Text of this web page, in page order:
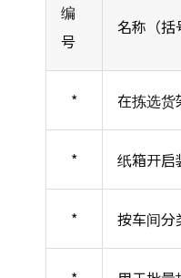
编
号
名称（括
* 在拣选货
* 纸箱开启
* 按车间分